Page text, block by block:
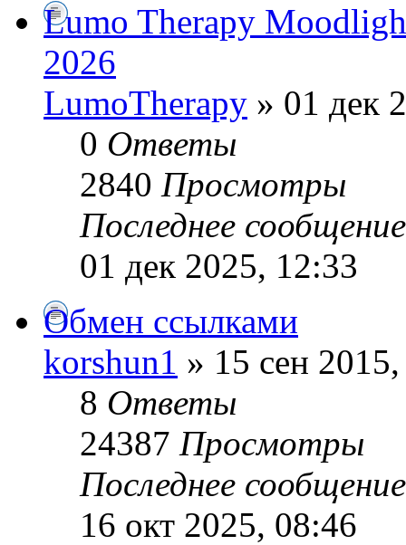
Lumo Therapy
2026
LumoTherapy » 01 дек
0 Ответы
2840 Просмотры
Последнее
01 дек 2025, 12:33
Обмен ссылками
korshun1 » 15 сен
8 Ответы
24387 Просмотры
Последнее
16 окт 2025, 08:46